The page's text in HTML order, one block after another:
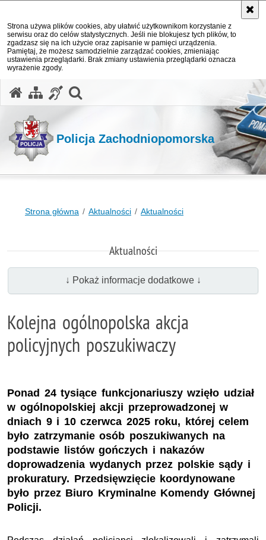
Strona używa plików cookies, aby ułatwić użytkownikom korzystanie z
serwisu oraz do celów statystycznych. Jeśli nie blokujesz tych plików, to
zgadzasz się na ich użycie oraz zapisanie w pamięci urządzenia.
Pamiętaj, że możesz samodzielnie zarządzać cookies, zmieniając
ustawienia przeglądarki. Brak zmiany ustawienia przeglądarki oznacza
wyrażenie zgody.
Policja Zachodniopomorska
Strona główna Aktualności Aktualności
Aktualności
↓ Pokaż informacje dodatkowe ↓
Kolejna ogólnopolska akcja
policyjnych poszukiwaczy
Ponad 24 tysiące funkcjonariuszy wzięło udział
w ogólnopolskiej akcji przeprowadzonej w
dniach 9 i 10 czerwca 2025 roku, której celem
było zatrzymanie osób poszukiwanych na
podstawie listów gończych i nakazów
doprowadzenia wydanych przez polskie sądy i
prokuratury. Przedsięwzięcie koordynowane
było przez Biuro Kryminalne Komendy Głównej
Policji.